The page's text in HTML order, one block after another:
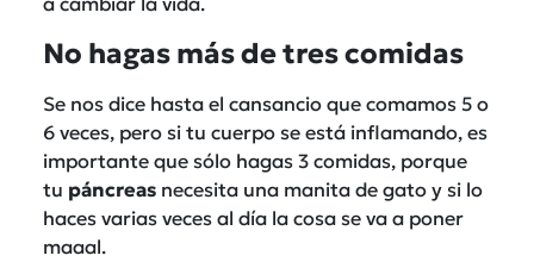
No hagas más de tres comidas
Se nos dice hasta el cansancio que comamos 5 o
6 veces, pero si tu cuerpo se está inflamando, es
importante que sólo hagas 3 comidas, porque
tu páncreas necesita una manita de gato y si lo
haces varias veces al día la cosa se va a poner
maaal.